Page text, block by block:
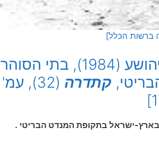
[למאמר השלם לחץ כאן: כספי יהושע (1984), בתי הסוהר
קתדרה
(32), עמ'
ישראל בתקופת המנדט הבריטי .